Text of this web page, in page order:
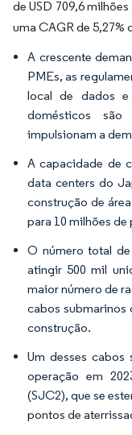
de USD 709,6
uma CAGR de 5,27%
A crescente
PMEs, as
local de dados e
domésticos
impulsionam a
A capacidade de
data centers do
construção de
para 10 milhões de
O número total
atingir 500 mil
maior número de
cabos submarinos
construção.
Um desses
operação em
(SJC2), que se
pontos de